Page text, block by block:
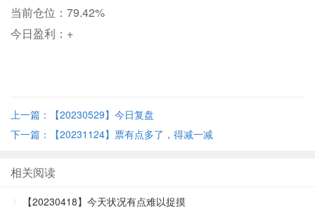
当前仓位：79.42%
今日盈利：+
上一篇：【20230529】今日复盘
下一篇：【20231124】票有点多了，得减一减
相关阅读
【20230418】今天状况有点难以捉摸